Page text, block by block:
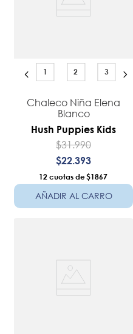
1 2 3
Chaleco Niña Elena
Blanco
Hush Puppies Kids
$31.990
$22 393
12 $1867
AÑADIR AL CARRO